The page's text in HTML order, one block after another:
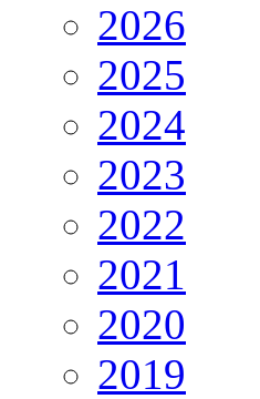
2026
2025
2024
2023
2022
2021
2020
2019